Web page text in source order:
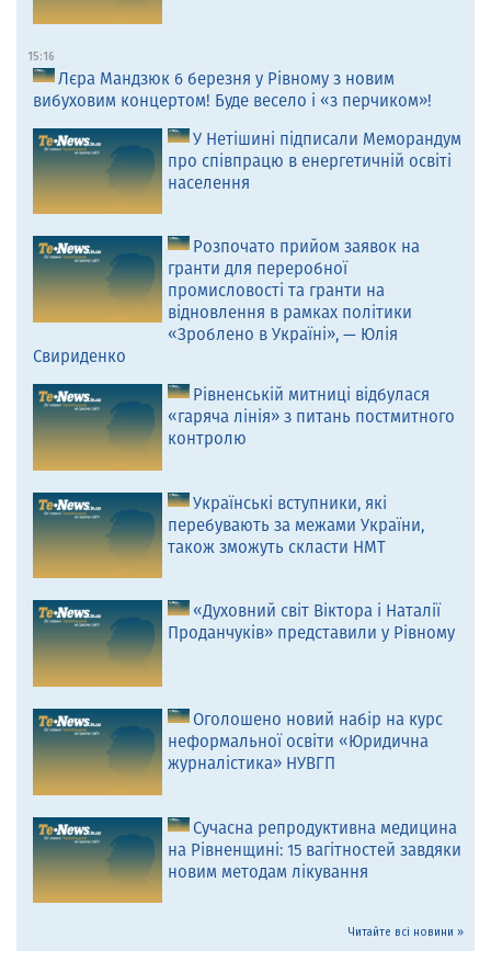
15:16
Лєра Мандзюк 6 березня у Рівному з новим
вибуховим концертом! Буде весело і «з перчиком»!
У Нетішині підписали Меморандум
про співпрацю в енергетичній освіті
населення
Розпочато прийом заявок на
гранти для переробної
промисловості та гранти на
відновлення в рамках політики
«Зроблено в Україні», — Юлія
Свириденко
Рівненській митниці відбулася
«гаряча лінія» з питань постмитного
контролю
Українські вступники, які
перебувають за межами України,
також зможуть скласти НМТ
«Духовний світ Віктора і Наталії
Проданчуків» представили у Рівному
Оголошено новий набір на курс
неформальної освіти «Юридична
журналістика» НУВГП
Сучасна репродуктивна медицина
на Рівненщині: 15 вагітностей завдяки
новим методам лікування
Читайте всі новини »